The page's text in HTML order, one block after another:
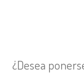
¿Desea